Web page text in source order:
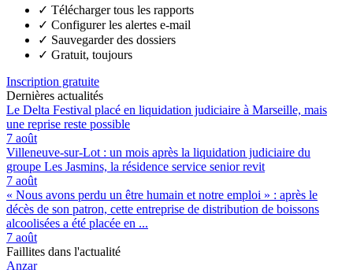
✓ Télécharger tous les rapports
✓ Configurer les alertes e-mail
✓ Sauvegarder des dossiers
✓ Gratuit, toujours
Inscription gratuite
Dernières actualités
Le Delta Festival placé en liquidation judiciaire à Marseille, mais
une reprise reste possible
7 août
Villeneuve-sur-Lot : un mois après la liquidation judiciaire du
groupe Les Jasmins, la résidence service senior revit
7 août
« Nous avons perdu un être humain et notre emploi » : après le
décès de son patron, cette entreprise de distribution de boissons
alcoolisées a été placée en ...
7 août
Faillites dans l'actualité
Anzar